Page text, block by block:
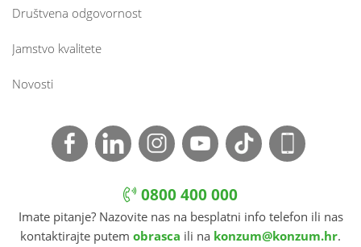
Društvena odgovornost
Jamstvo kvalitete
Novosti
0800 400 000
Imate pitanje? Nazovite nas na besplatni info telefon ili nas
kontaktirajte putem obrasca ili na konzum@konzum.hr.